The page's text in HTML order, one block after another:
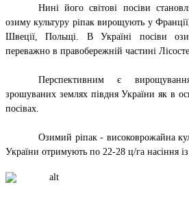
Нині його світові посіви
озиму культуру ріпак вирощують у Франції,
Швеції, Польщі. В Україні посіви
переважно в правобережній частині
Перспективним є
зрошуваних землях півдня України як в
посівах.
Озимий ріпак - високоврожайна
України отримують по 22-28 ц/га насіння із